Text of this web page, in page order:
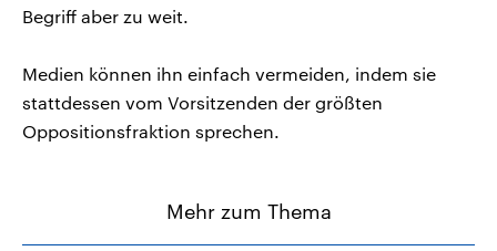
Begriff aber zu weit.
Medien können ihn einfach vermeiden, indem sie
stattdessen vom Vorsitzenden der größten
Oppositionsfraktion sprechen.
Mehr zum Thema